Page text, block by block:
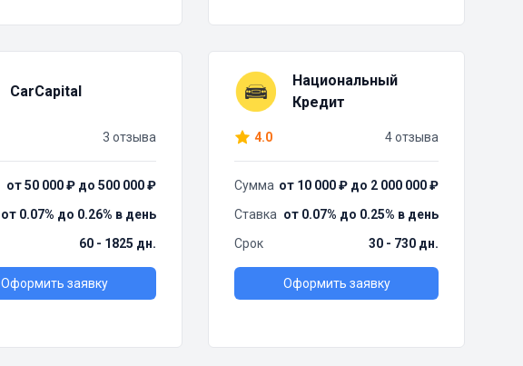
CarCapital
3 отзыва
от 50 000 ₽ до 500 000 ₽
от 0.07% до 0.26% в день
60 - 1825 дн.
Оформить заявку
Национальный
Кредит
4.0 4 отзыва
Сумма от 10 000 ₽ до 2 000 000 ₽
Ставка от 0.07% до 0.25% в день
Срок
30 - 730 дн.
Оформить заявку